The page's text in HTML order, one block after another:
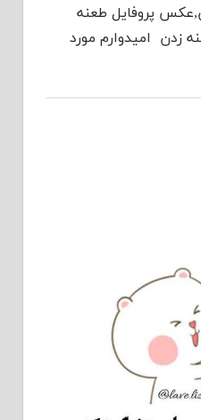
پروفایل طعنه
زدن امیدوارم مورد